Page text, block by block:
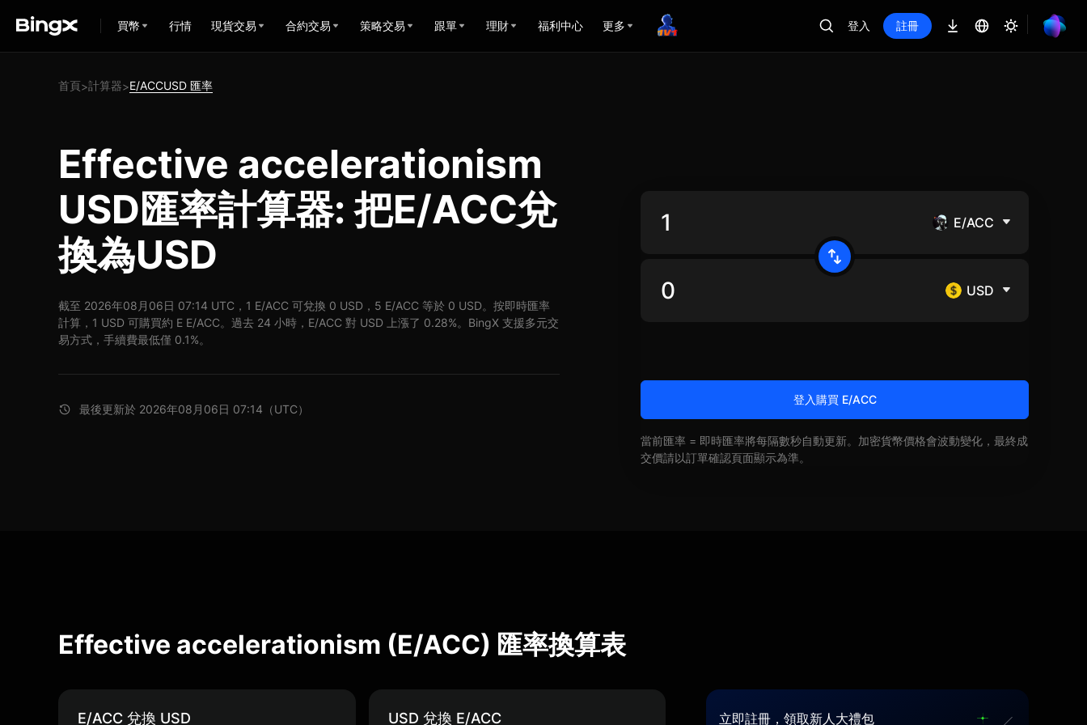
買幣 行情 現貨交易 合約交易 策略交易 跟單 理財 福利中心 更多 登入 註冊
首頁>計算器>E/ACCUSD 匯率
Effective accelerationism
USD匯率計算器: 把E/ACC兌
換為USD
截至 2026年08月06日 07:14 UTC，1 E/ACC 可兌換 0 USD，5 E/ACC 等於 0 USD。按即時匯率
計算，1 USD 可購買約 E E/ACC。過去 24 小時，E/ACC 對 USD 上漲了 0.28%。BingX 支援多元交
易方式，手續費最低僅 0.1%。
最後更新於 2026年08月06日 07:14（UTC）
E/ACC
USD
登入購買 E/ACC
當前匯率 = 即時匯率將每隔數秒自動更新。加密貨幣價格會波動變化，最終成
交價請以訂單確認頁面顯示為準。
Effective accelerationism (E/ACC) 匯率換算表
E/ACC 兌換 USD USD 兌換 E/ACC 立即註冊，領取新人大禮包